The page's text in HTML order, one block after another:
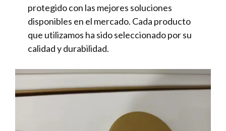
protegido con las mejores soluciones
disponibles en el mercado. Cada producto
que utilizamos ha sido seleccionado por su
calidad y durabilidad.